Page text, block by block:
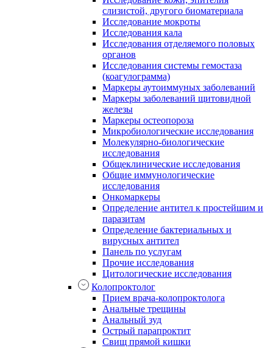
слизистой, другого биоматериала
Исследование мокроты
Исследования кала
Исследования отделяемого половых
органов
Исследования системы гемостаза
(коагулограмма)
Маркеры аутоиммуных заболеваний
Маркеры заболеваний щитовидной
железы
Маркеры остеопороза
Микробиологические исследования
Молекулярно-биологические
исследования
Общеклинические исследования
Общие иммунологические
исследования
Онкомаркеры
Определение антител к простейшим и
паразитам
Определение бактериальных и
вирусных антител
Панель по услугам
Прочие исследования
Цитологические исследования
Колопроктолог
Прием врача-колопроктолога
Анальные трещины
Анальный зуд
Острый парапроктит
Свищ прямой кишки